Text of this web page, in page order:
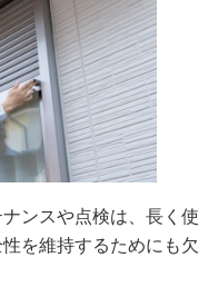
ンスや点検は、長く使
を維持するためにも欠